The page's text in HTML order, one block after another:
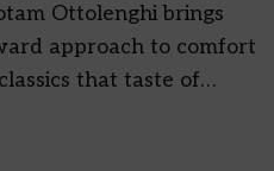
Ottolenghi brings
approach to comfort
that taste of…